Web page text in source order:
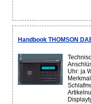
Handbook THOMSON
Uhr: ja